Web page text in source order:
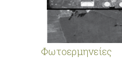
Φωτοερμηνείες